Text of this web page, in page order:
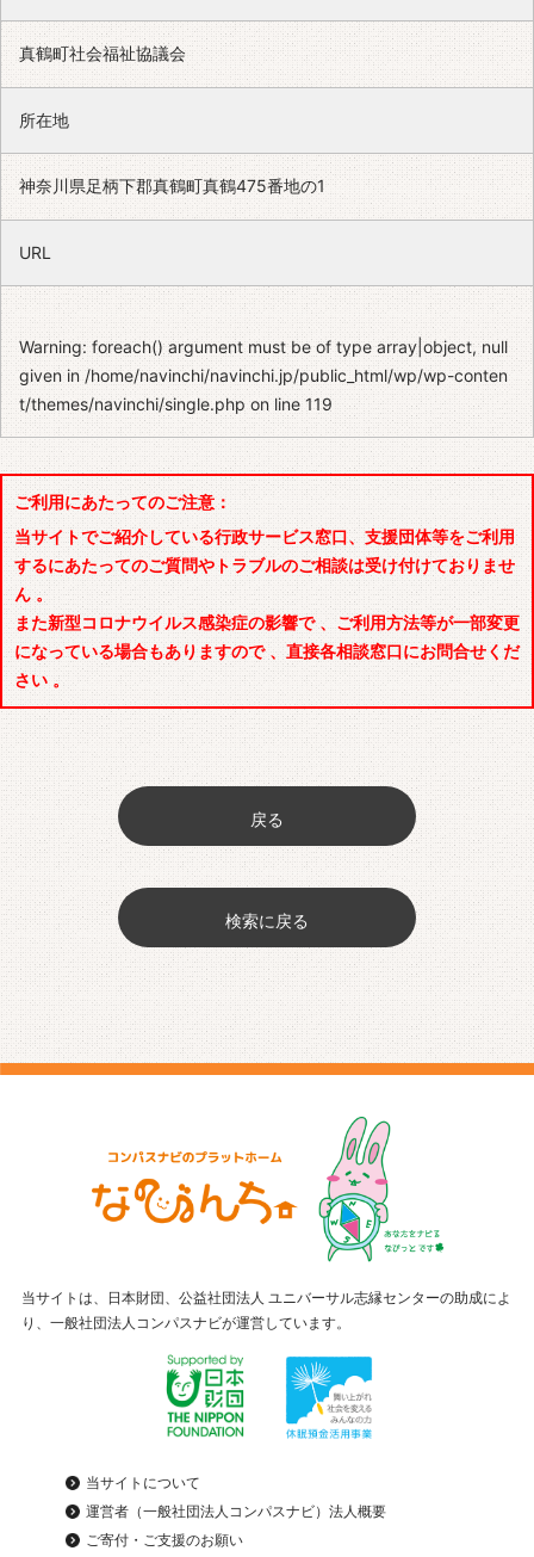
真鶴町社会福祉協議会
所在地
神奈川県足柄下郡真鶴町真鶴475番地の1
URL
Warning: foreach() argument must be of type array|object, null
given in/home/navinchi/navinchi.jp/public_html/wp/wp-conten
t/themes/navinchi/single.php on line119
ご利用にあたってのご注意：
当サイトでご紹介している行政サービス窓口、支援団体等をご利用
するにあたってのご質問やトラブルのご相談は受け付けておりませ
ん 。
また新型コロナウイルス感染症の影響で 、ご利用方法等が一部変更
になっている場合もありますので 、直接各相談窓口にお問合せくだ
さい 。
戻る
検索に戻る
当サイトは、日本財団、公益社団法人 ユニバーサル志縁センターの助成によ
り、一般社団法人コンパスナビが運営しています。
当サイトについて
運営者（一般社団法人コンパスナビ）法人概要
ご寄付・ご支援のお願い